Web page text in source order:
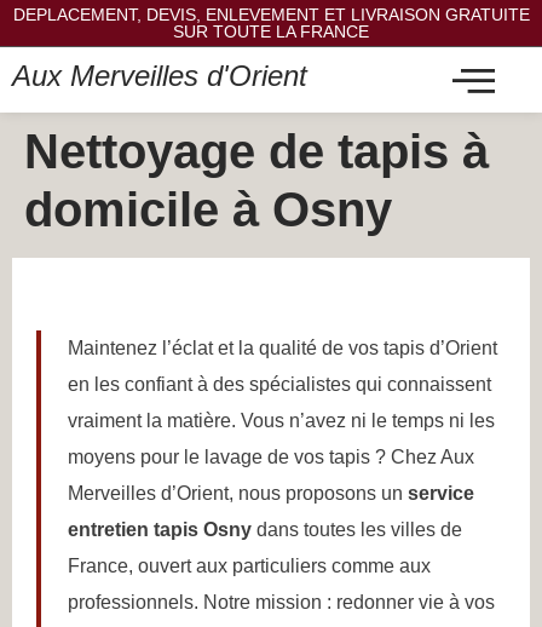
DEPLACEMENT, DEVIS, ENLEVEMENT ET LIVRAISON GRATUITE
SUR TOUTE LA FRANCE
Aux Merveilles d'Orient
Nettoyage de tapis à
domicile à Osny
Maintenez l’éclat et la qualité de vos tapis d’Orient
en les confiant à des spécialistes qui connaissent
vraiment la matière. Vous n’avez ni le temps ni les
moyens pour le lavage de vos tapis ? Chez Aux
Merveilles d’Orient, nous proposons un service
entretien tapis Osny dans toutes les villes de
France, ouvert aux particuliers comme aux
professionnels. Notre mission : redonner vie à vos